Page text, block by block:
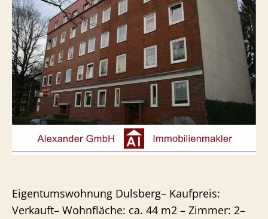
Eigentumswohnung Dulsberg– Kaufpreis:
Verkauft– Wohnfläche: ca. 44 m2 – Zimmer: 2–